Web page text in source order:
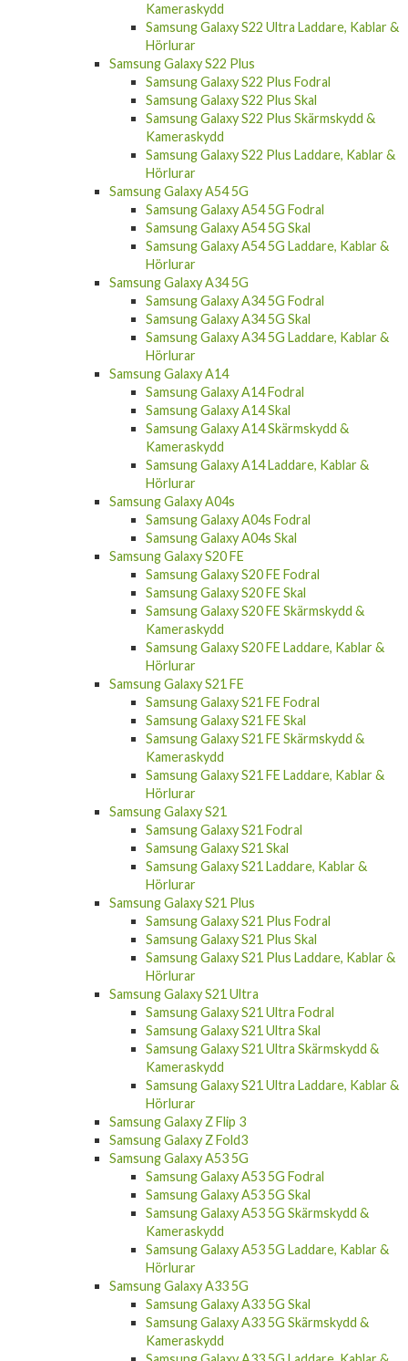
Kameraskydd
Samsung Galaxy S22 Ultra Laddare, Kablar &
Hörlurar
Samsung Galaxy S22 Plus
Samsung Galaxy S22 Plus Fodral
Samsung Galaxy S22 Plus Skal
Samsung Galaxy S22 Plus Skärmskydd &
Kameraskydd
Samsung Galaxy S22 Plus Laddare, Kablar &
Hörlurar
Samsung Galaxy A54 5G
Samsung Galaxy A54 5G Fodral
Samsung Galaxy A54 5G Skal
Samsung Galaxy A54 5G Laddare, Kablar &
Hörlurar
Samsung Galaxy A34 5G
Samsung Galaxy A34 5G Fodral
Samsung Galaxy A34 5G Skal
Samsung Galaxy A34 5G Laddare, Kablar &
Hörlurar
Samsung Galaxy A14
Samsung Galaxy A14 Fodral
Samsung Galaxy A14 Skal
Samsung Galaxy A14 Skärmskydd &
Kameraskydd
Samsung Galaxy A14 Laddare, Kablar &
Hörlurar
Samsung Galaxy A04s
Samsung Galaxy A04s Fodral
Samsung Galaxy A04s Skal
Samsung Galaxy S20 FE
Samsung Galaxy S20 FE Fodral
Samsung Galaxy S20 FE Skal
Samsung Galaxy S20 FE Skärmskydd &
Kameraskydd
Samsung Galaxy S20 FE Laddare, Kablar &
Hörlurar
Samsung Galaxy S21 FE
Samsung Galaxy S21 FE Fodral
Samsung Galaxy S21 FE Skal
Samsung Galaxy S21 FE Skärmskydd &
Kameraskydd
Samsung Galaxy S21 FE Laddare, Kablar &
Hörlurar
Samsung Galaxy S21
Samsung Galaxy S21 Fodral
Samsung Galaxy S21 Skal
Samsung Galaxy S21 Laddare, Kablar &
Hörlurar
Samsung Galaxy S21 Plus
Samsung Galaxy S21 Plus Fodral
Samsung Galaxy S21 Plus Skal
Samsung Galaxy S21 Plus Laddare, Kablar &
Hörlurar
Samsung Galaxy S21 Ultra
Samsung Galaxy S21 Ultra Fodral
Samsung Galaxy S21 Ultra Skal
Samsung Galaxy S21 Ultra Skärmskydd &
Kameraskydd
Samsung Galaxy S21 Ultra Laddare, Kablar &
Hörlurar
Samsung Galaxy Z Flip 3
Samsung Galaxy Z Fold3
Samsung Galaxy A53 5G
Samsung Galaxy A53 5G Fodral
Samsung Galaxy A53 5G Skal
Samsung Galaxy A53 5G Skärmskydd &
Kameraskydd
Samsung Galaxy A53 5G Laddare, Kablar &
Hörlurar
Samsung Galaxy A33 5G
Samsung Galaxy A33 5G Skal
Samsung Galaxy A33 5G Skärmskydd &
Kameraskydd